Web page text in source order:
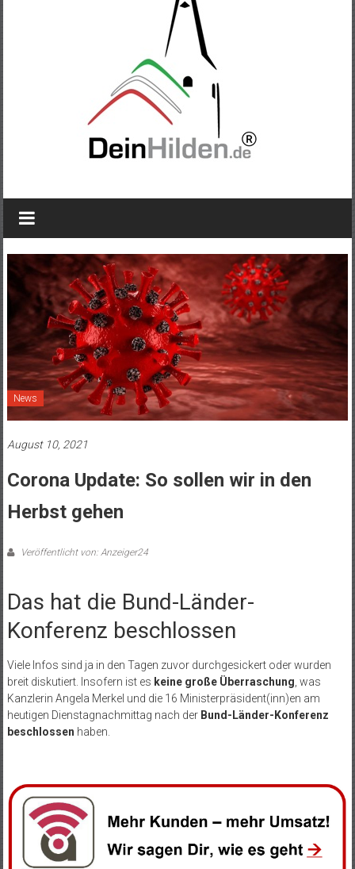
News
August 10, 2021
Corona Update: So sollen wir in den
Herbst gehen
Veröffentlicht von: Anzeiger24
Das hat die Bund-Länder-
Konferenz beschlossen
Viele Infos sind ja in den Tagen zuvor durchgesickert oder wurden
breit diskutiert. Insofern ist es keine große Überraschung , was
Kanzlerin Angela Merkel und die 16 Ministerpräsident(inn)en am
heutigen Dienstagnachmittag nach der Bund-Länder-Konferenz
beschlossen haben.